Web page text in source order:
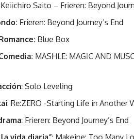
Keiichiro Saito – Frieren: Beyond
Frieren: Beyond Journey’s End
Blue Box
MASHLE: MAGIC AND
: Solo Leveling
: Re:ZERO -Starting Life in Another
: Frieren: Beyond Journey’s End